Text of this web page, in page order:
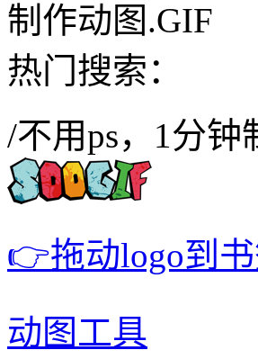
制作动图.GIF
热门搜索：
/不用ps，1分钟
👉拖动logo到
动图工具